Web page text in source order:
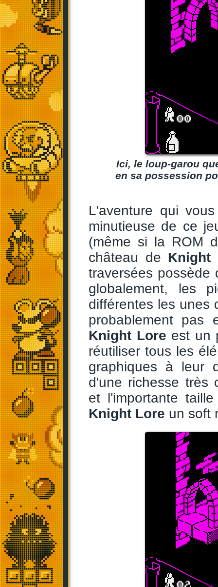
Ici, le loup-garou
en sa possession
L'aventure qui
minutieuse de ce
(même si la ROM
château de Knight
traversées possède
globalement, les
différentes les unes
probablement
Knight Lore est un
réutiliser tous les
graphiques à leur
d'une richesse très
et l'importante
Knight Lore un soft